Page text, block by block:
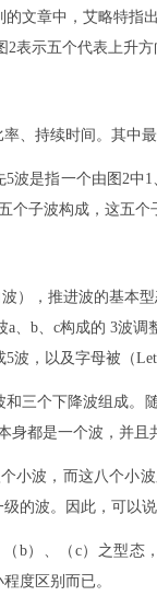
的文章中，艾略特
表示五个代表上升
、持续时间。其中
波是指一个由图2中
个子波构成，这五
波），推进波的基
a、b、c构成的 3
波，以及字母被（
三个下降波组成
身都是一个波，并且
小波，而这八个小
的波。因此，可以
b）、（c）之型
度区别而已。